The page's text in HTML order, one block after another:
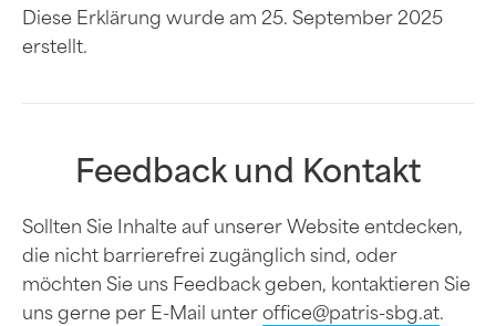
Diese Erklärung wurde am 25. September 2025
erstellt.
Feedback und Kontakt
Sollten Sie Inhalte auf unserer Website entdecken,
die nicht barrierefrei zugänglich sind, oder
möchten Sie uns Feedback geben, kontaktieren Sie
uns gerne per E-Mail unteroffice@patris-sbg.at.